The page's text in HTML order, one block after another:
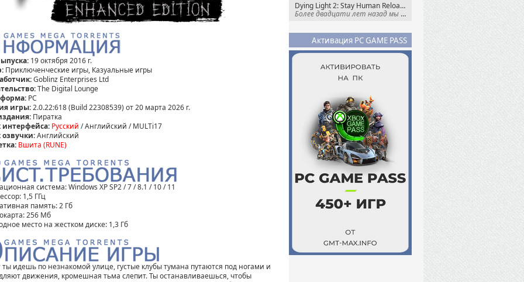
Dying Light 2: Stay Human Reloaded Edition v.1.28.3 + Все DLC (2022) RePack
Более двадцати лет назад мы пытались
Активация PC GAME PASS
19 октября 2016 г.
Приключенческие игры, Казуальные игры
Goblinz Enterprises Ltd
The Digital Lounge
PC
игры:2.0.22:618 (Build 22308539) от 20 марта 2026 г.
Пиратка
интерфейса: Русский / Английский / MULTi17
Английский
Вшита (RUNE)
система: Windows XP SP2 / 7 / 8.1 / 10 / 11
1,5 ГГц
память: 2 Гб
256 Mб
место на жестком диске: 1,3 Гб
ты идешь по незнакомой улице, густые клубы тумана путаются под ногами и
движения, кромешная тьма слепит. Ты останавливаешься, чтобы